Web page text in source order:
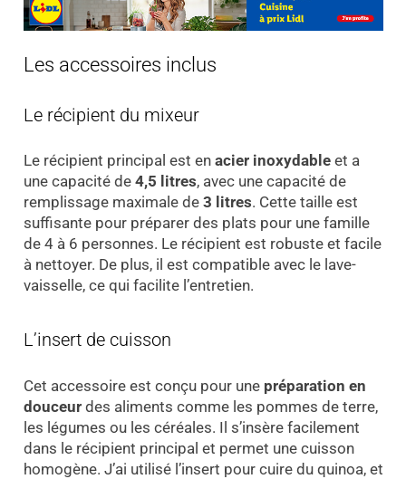
Les accessoires inclus
Le récipient du mixeur
Le récipient principal est en acier inoxydableet a
une capacité de 4,5 litres, avec une capacité de
remplissage maximale de 3 litres. Cette taille est
suffisante pour préparer des plats pour une famille
de 4 à 6 personnes. Le récipient est robuste et facile
à nettoyer. De plus, il est compatible avec le lave-
vaisselle, ce qui facilite l’entretien.
L’insert de cuisson
Cet accessoire est conçu pour une préparation en
douceurdes aliments comme les pommes de terre,
les légumes ou les céréales. Il s’insère facilement
dans le récipient principal et permet une cuisson
homogène. J’ai utilisé l’insert pour cuire du quinoa, et